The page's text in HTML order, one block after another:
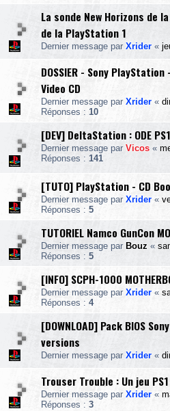
La sonde New Horizons de
de la PlayStation 1
Dernier message par Xrider «
DOSSIER - Sony
Video CD
Dernier message par Xrider «
Réponses : 10
[DEV] DeltaStation : ODE
Dernier message par Vicos «
Réponses : 141
[TUTO] PlayStation - CD
Dernier message par Xrider «
Réponses : 5
TUTORIEL Namco GunCon
Dernier message par Bouz «
Réponses : 5
[INFO] SCPH-1000
Dernier message par Xrider «
Réponses : 4
[DOWNLOAD] Pack BIOS
versions
Dernier message par Xrider «
Trouser Trouble : Un jeu
Dernier message par Xrider «
Réponses : 3